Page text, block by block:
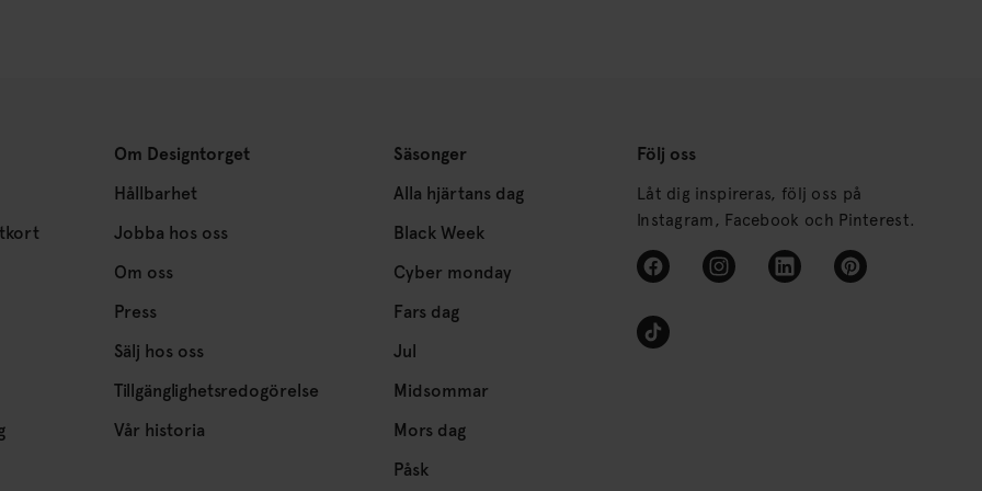
Om Designtorget
Hållbarhet
Jobba hos oss
Om oss
Press
Sälj hos oss
Tillgänglighetsredogörelse
Vår historia
Säsonger
Alla hjärtans dag
Black Week
Cyber monday
Fars dag
Jul
Midsommar
Mors dag
Påsk
Följ oss
Låt dig inspireras, följ oss på
Instagram, Facebook och Pinterest.